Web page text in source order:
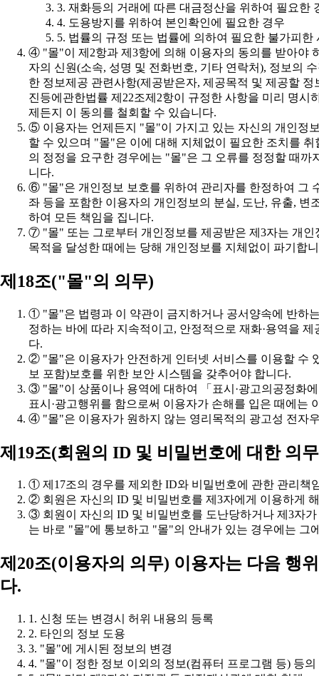
3. 재화등의 거래에 따른 대금정산을 위하여 필요한
4. 도용방지를 위하여 본인확인에 필요한 경우
5. 법률의 규정 또는 법률에 의하여 필요한 불가피한
제든지 이 동의를 철회할 수 있습니다.
니다.
하여 모든 책임을 집니다.
목적을 달성한 때에는 당해 개인정보를 지체없이 파기합
제18조("몰"의 의무)
다.
보 포함)보호를 위한 보안 시스템을 갖추어야 합니다.
표시·광고행위를 함으로써 이용자가 손해를 입은 때에는
④ "몰"은 이용자가 원하지 않는 영리목적의 광고성 전자
제19조(회원의 ID 및 비밀번호에 대한 의
① 제17조의 경우를 제외한 ID와 비밀번호에 관한 관리책
② 회원은 자신의 ID 및 비밀번호를 제3자에게 이용하게
는 바로 "몰"에 통보하고 "몰"의 안내가 있는 경우에는 그
다.
1. 신청 또는 변경시 허위 내용의 등록
2. 타인의 정보 도용
3. "몰"에 게시된 정보의 변경
4. "몰"이 정한 정보 이외의 정보(컴퓨터 프로그램 등) 등